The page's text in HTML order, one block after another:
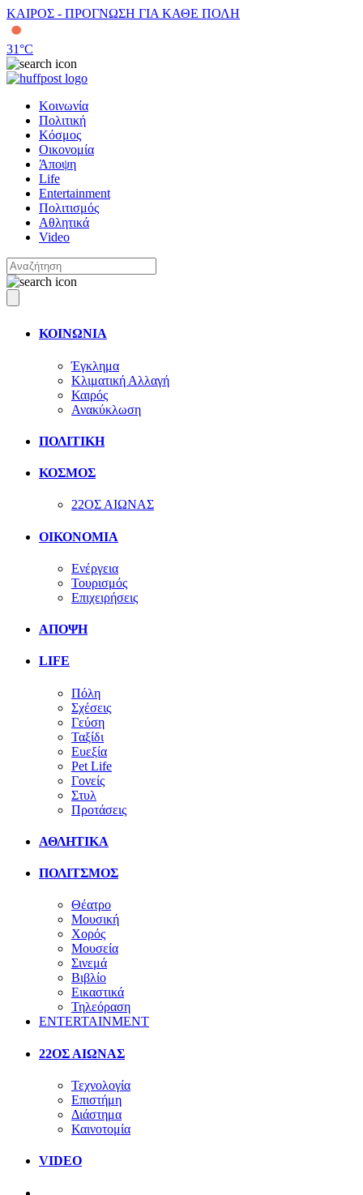
ΚΑΙΡΟΣ - ΠΡΟΓΝΩΣΗ ΓΙΑ ΚΑΘΕ ΠΟΛΗ
31°C
Κοινωνία
Πολιτική
Κόσμος
Οικονομία
Άποψη
Life
Entertainment
Πολιτισμός
Αθλητικά
Video
ΚΟΙΝΩΝΙΑ
Έγκλημα
Κλιματική Αλλαγή
Καιρός
Ανακύκλωση
ΠΟΛΙΤΙΚΗ
ΚΟΣΜΟΣ
22ΟΣ ΑΙΩΝΑΣ
ΟΙΚΟΝΟΜΙΑ
Ενέργεια
Τουρισμός
Επιχειρήσεις
ΑΠΟΨΗ
LIFE
Πόλη
Σχέσεις
Γεύση
Ταξίδι
Ευεξία
Pet Life
Γονείς
Στυλ
Προτάσεις
ΑΘΛΗΤΙΚΑ
ΠΟΛΙΤΣΜΟΣ
Θέατρο
Μουσική
Χορός
Μουσεία
Σινεμά
Βιβλίο
Εικαστικά
Τηλεόραση
ENTERTAINMENT
22ΟΣ ΑΙΩΝΑΣ
Τεχνολογία
Επιστήμη
Διάστημα
Καινοτομία
VIDEO